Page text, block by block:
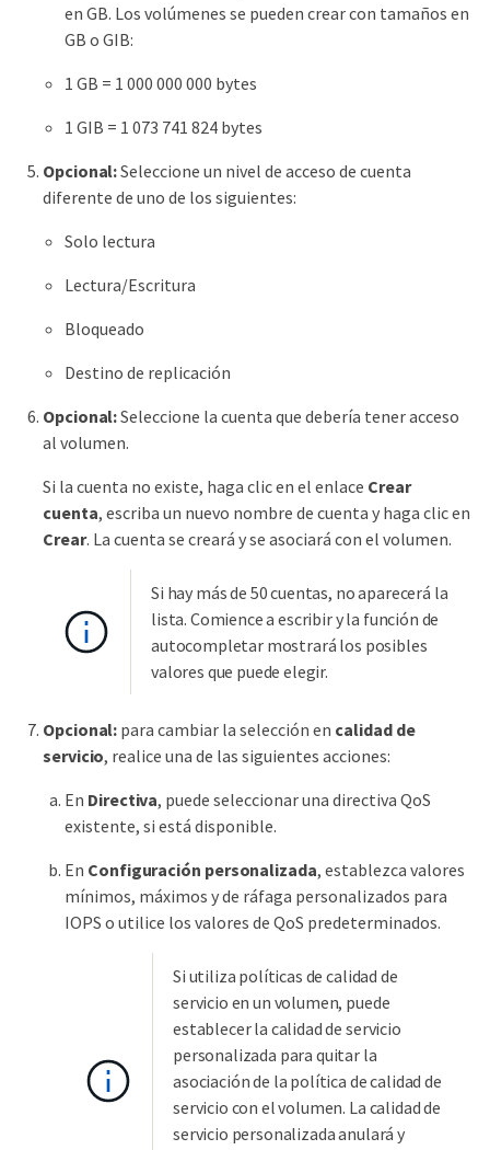
en GB. Los volúmenes se pueden crear con tamaños en
GB o GIB:
1 GB = 1 000 000 000 bytes
1 GIB = 1 073 741 824 bytes
Opcional:Seleccione un nivel de acceso de cuenta
diferente de uno de los siguientes:
Solo lectura
Lectura/Escritura
Bloqueado
Destino de replicación
Opcional:Seleccione la cuenta que debería tener acceso
al volumen.
Si la cuenta no existe, haga clic en el enlace Crear
cuenta, escriba un nuevo nombre de cuenta y haga clic en
Crear. La cuenta se creará y se asociará con el volumen.
Si hay más de 50 cuentas, no aparecerá la
lista. Comience a escribir y la función de
autocompletar mostrará los posibles
valores que puede elegir.
Opcional: para cambiar la selección en calidad de
servicio, realice una de las siguientes acciones:
En Directiva, puede seleccionar una directiva QoS
existente, si está disponible.
En Configuración personalizada, establezca valores
mínimos, máximos y de ráfaga personalizados para
IOPS o utilice los valores de QoS predeterminados.
Si utiliza políticas de calidad de
servicio en un volumen, puede
establecer la calidad de servicio
personalizada para quitar la
asociación de la política de calidad de
servicio con el volumen. La calidad de
servicio personalizada anulará y